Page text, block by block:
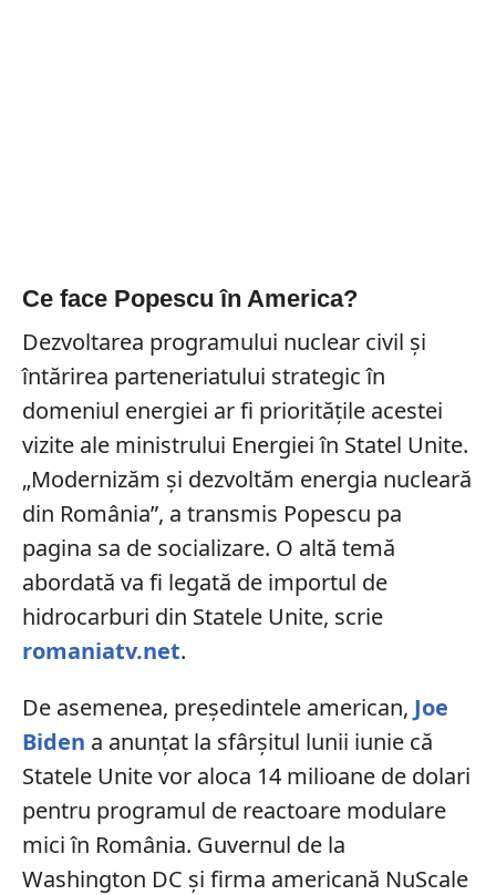
Ce face Popescu în America?
Dezvoltarea programului nuclear civil și
întărirea parteneriatului strategic în
domeniul energiei ar fi prioritățile acestei
vizite ale ministrului Energiei în Statel Unite.
„Modernizăm şi dezvoltăm energia nucleară
din România”, a transmis Popescu pa
pagina sa de socializare. O altă temă
abordată va fi legată de importul de
hidrocarburi din Statele Unite, scrie
romaniatv.net.
De asemenea, preşedintele american, Joe
Biden a anunțat la sfârșitul lunii iunie că
Statele Unite vor aloca 14 milioane de dolari
pentru programul de reactoare modulare
mici în România. Guvernul de la
Washington DC şi firma americană NuScale